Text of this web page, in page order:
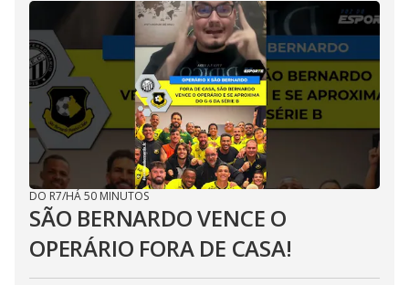
DO R7/HÁ 50 MINUTOS
SÃO BERNARDO VENCE O
OPERÁRIO FORA DE CASA!